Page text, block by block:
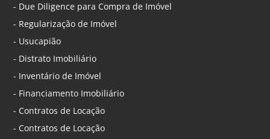
- Due Diligence para Compra de Imóvel
- Regularização de Imóvel
- Usucapião
- Distrato Imobiliário
- Inventário de Imóvel
- Financiamento Imobiliário
- Contratos de Locação
- Contratos de Locação